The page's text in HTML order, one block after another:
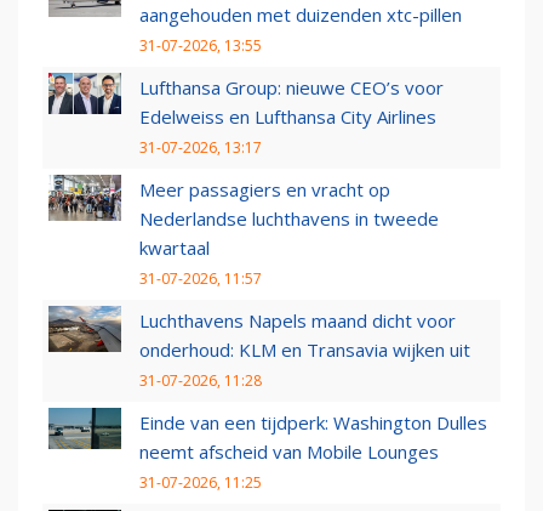
aangehouden met duizenden xtc-pillen
31-07-2026, 13:55
Lufthansa Group: nieuwe CEO’s voor
Edelweiss en Lufthansa City Airlines
31-07-2026, 13:17
Meer passagiers en vracht op
Nederlandse luchthavens in tweede
kwartaal
31-07-2026, 11:57
Luchthavens Napels maand dicht voor
onderhoud: KLM en Transavia wijken uit
31-07-2026, 11:28
Einde van een tijdperk: Washington Dulles
neemt afscheid van Mobile Lounges
31-07-2026, 11:25